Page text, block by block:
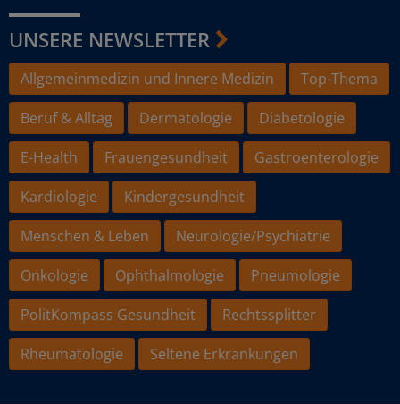
UNSERE NEWSLETTER
Allgemeinmedizin und Innere Medizin
Top-Thema
Beruf & Alltag
Dermatologie
Diabetologie
E-Health
Frauengesundheit
Gastroenterologie
Kardiologie
Kindergesundheit
Menschen & Leben
Neurologie/Psychiatrie
Onkologie
Ophthalmologie
Pneumologie
PolitKompass Gesundheit
Rechtssplitter
Rheumatologie
Seltene Erkrankungen